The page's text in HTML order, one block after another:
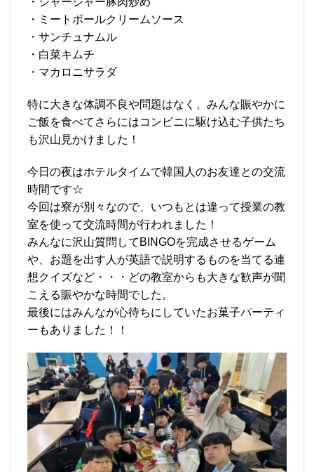
・ミートボールクリームソース
・サンチュナムル
・白菜キムチ
・マカロニサラダ
特に大きな体調不良や問題はなく、みんな賑やかに
ご飯を食べてさらにはコンビニに駆け込む子供たち
も沢山見かけました！
今日の夜はホテルタイムで韓国人のお友達との交流
時間です☆
今回は寮が別々なので、いつもとは違って授業の教
室を使って交流時間が行われました！
みんなに沢山質問してBINGOを完成させるゲーム
や、お題を出す人が英語で説明するものを当てる連
想クイズなど・・・どの教室からも大きな歓声が聞
こえる賑やかな時間でした。
最後にはみんなが心待ちにしていたお菓子パーティ
ーもありました！！